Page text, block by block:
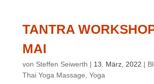
TANTRA
MAI
von Steffen Seiwerth | 13. März, 2022 |
Thai Yoga Massage Yoga